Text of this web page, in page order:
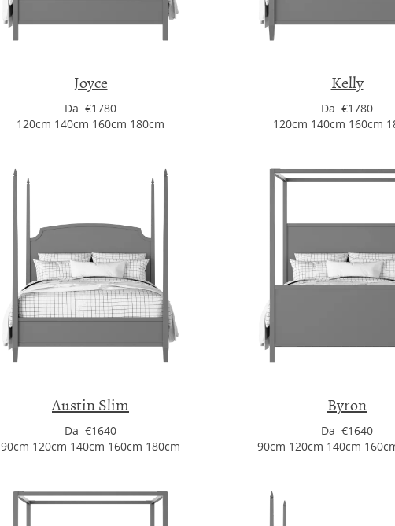
Joyce
Da €1780
120cm 140cm 160cm 180cm
Kelly
Da €1780
120cm 140cm 160cm
Austin Slim
Da €1640
90cm 120cm 140cm 160cm 180cm
Byron
Da €1640
90cm 120cm 140cm